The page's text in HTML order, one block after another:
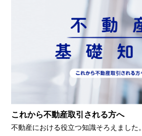
これから不動産取引される方へ
不動産における役立つ知識そろえました。